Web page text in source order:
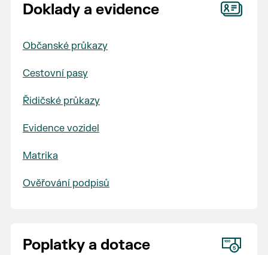
Doklady a evidence
Občanské průkazy
Cestovní pasy
Řidičské průkazy
Evidence vozidel
Matrika
Ověřování podpisů
Poplatky a dotace